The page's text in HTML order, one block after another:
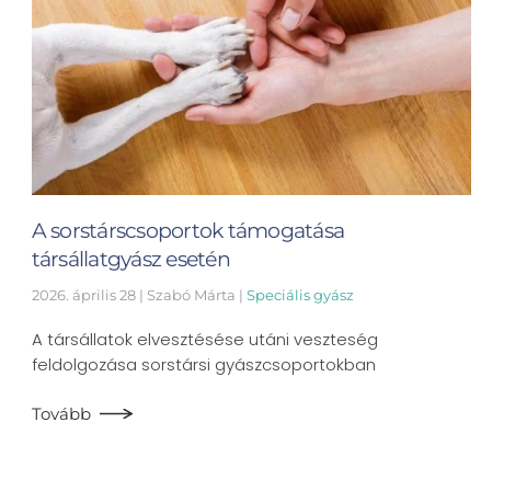
A sorstárscsoportok támogatása
társállatgyász esetén
2026. április 28| Szabó Márta | Speciális gyász
A társállatok elvesztésése utáni veszteség
feldolgozása sorstársi gyászcsoportokban
Tovább